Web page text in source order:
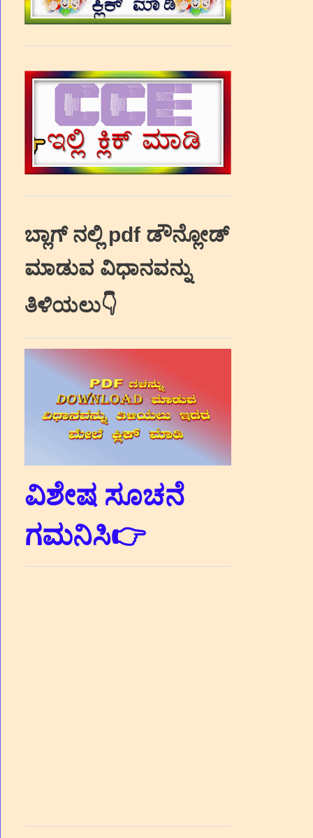
ಬ್ಲಾಗ್‌ ನಲ್ಲಿ pdf ಡೌನ್ಲೋಡ್‌
ಮಾಡುವ ವಿಧಾನವನ್ನು
ತಿಳಿಯಲು👇
ವಿಶೇಷ ಸೂಚನೆ
ಗಮನಿಸಿ👉